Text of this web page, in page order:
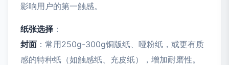
影响用户的第一触感。
纸张选择 ：
封面 ：常用250g-300g铜版纸、哑粉纸，或更有质
感的特种纸（如触感纸、充皮纸），增加耐磨性。